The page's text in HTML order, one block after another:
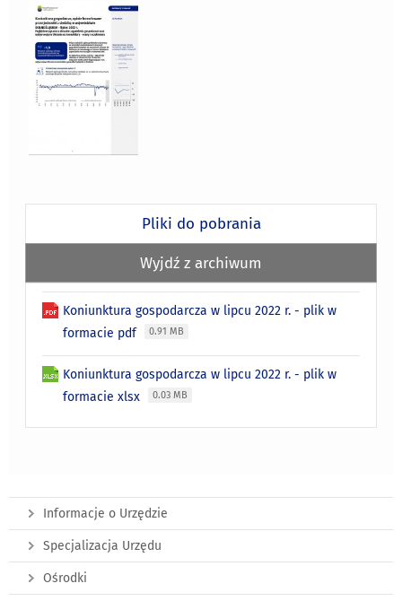
Pliki do pobrania
Wyjdź z archiwum
Koniunktura gospodarcza w lipcu 2022 r. - plik w
formacie pdf
0.91 MB
Koniunktura gospodarcza w lipcu 2022 r. - plik w
formacie xlsx
0.03 MB
Informacje o Urzędzie
Specjalizacja Urzędu
Ośrodki